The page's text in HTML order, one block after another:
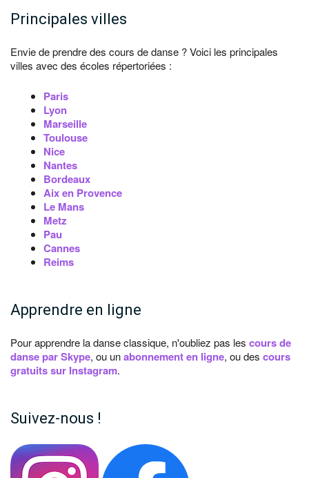
Principales villes
Envie de prendre des cours de danse ? Voici les principales
villes avec des écoles répertoriées :
Paris
Lyon
Marseille
Toulouse
Nice
Nantes
Bordeaux
Aix en Provence
Le Mans
Metz
Pau
Cannes
Reims
Apprendre en ligne
Pour apprendre la danse classique, n'oubliez pas les cours de
danse par Skype, ou unabonnement en ligne, ou des cours
gratuits sur Instagram.
Suivez-nous !